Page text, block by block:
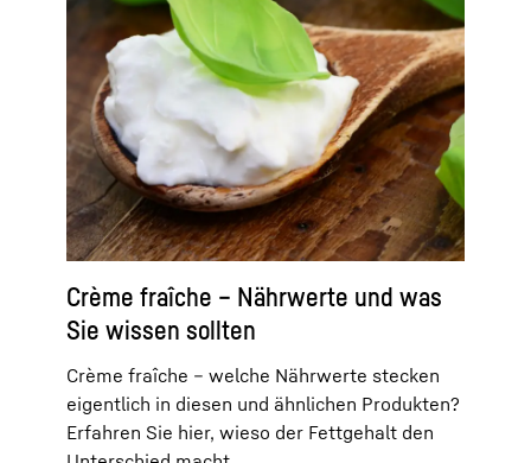
Crème fraîche – Nährwerte und was
Sie wissen sollten
Crème fraîche – welche Nährwerte stecken
eigentlich in diesen und ähnlichen Produkten?
Erfahren Sie hier, wieso der Fettgehalt den